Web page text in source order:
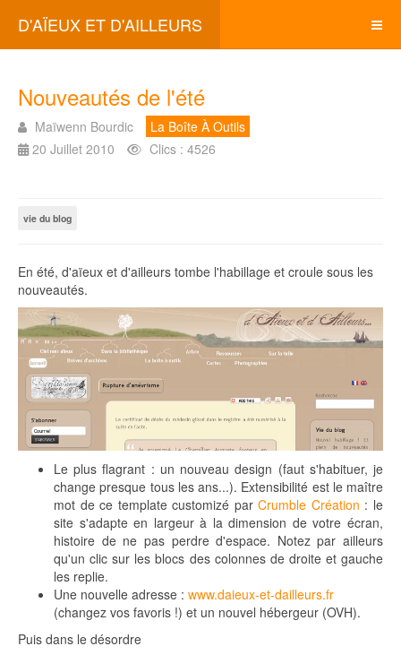
D'AÏEUX ET D'AILLEURS
Nouveautés de l'été
Maïwenn Bourdic
La Boîte À Outils
20 Juillet 2010
Clics : 4526
vie du blog
En été, d'aïeux et d'ailleurs tombe l'habillage et croule sous les
nouveautés.
Le plus flagrant : un nouveau design (faut s'habituer, je
change presque tous les ans...). Extensibilité est le maître
mot de ce template customizé parCrumble Création : le
site s'adapte en largeur à la dimension de votre écran,
histoire de ne pas perdre d'espace. Notez par ailleurs
qu'un clic sur les blocs des colonnes de droite et gauche
les replie.
Une nouvelle adresse : www.daieux-et-dailleurs.fr
(changez vos favoris !) et un nouvel hébergeur (OVH).
Puis dans le désordre